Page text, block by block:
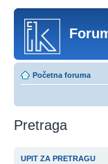
Početna foruma
Pretraga
UPIT ZA PRETRAGU